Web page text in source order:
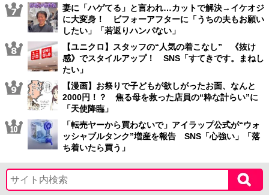
妻に「ハゲてる」と言われ…カットで解決→イケオジ
に大変身！ ビフォーアフターに「うちの夫もお願い
したい」「若返りハンパない」
【ユニクロ】スタッフの“人気の着こなし” 《抜け
感》でスタイルアップ！ SNS「すてきです。まねし
たい」
【漫画】お祭りで子どもが欲しがったお面、なんと
2000円！？ 焦る母を救った店員の“粋な計らい”に
「天使降臨」
「転売ヤーから買わないで」アイラップ公式が“ウォ
ッシャブルタンク”増産を報告 SNS「心強い」「落
ち着いたら買う」